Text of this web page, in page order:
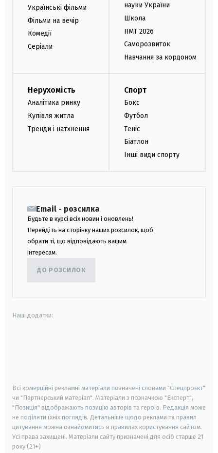
Українські фільми
Фільми на вечір
Комедії
Серіали
науки України
Школа
НМТ 2026
Саморозвиток
Навчання за кордоном
Нерухомість
Аналітика ринку
Купівля житла
Тренди і натхнення
Спорт
Бокс
Футбол
Теніс
Біатлон
Інші види спорту
Email - розсилка
Будьте в курсі всіх новин і оновлень!
Перейдіть на сторінку наших розсилок, щоб
обрати ті, що відповідають вашим
інтересам.
ДО РОЗСИЛОК
Наші додатки:
Всі комерційні рекламні матеріали позначені словами "Спецпроєкт"
чи "Партнерський матеріал". Матеріали з позначкою "Експерт",
"Позиція" відображають позицію авторів та героїв. Редакція може
не поділяти їхніх поглядів. Детальніше щодо реклами та правил
цитування можна ознайомитись в правилах користування сайтом.
Усі права захищені. Матеріали сайту призначені для осіб старше 21
року (21+)